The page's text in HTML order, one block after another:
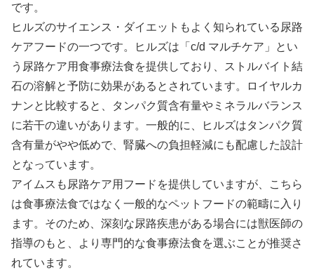
です。
ヒルズのサイエンス・ダイエットもよく知られている尿路
ケアフードの一つです。ヒルズは「c/d マルチケア」とい
う尿路ケア用食事療法食を提供しており、ストルバイト結
石の溶解と予防に効果があるとされています。ロイヤルカ
ナンと比較すると、タンパク質含有量やミネラルバランス
に若干の違いがあります。一般的に、ヒルズはタンパク質
含有量がやや低めで、腎臓への負担軽減にも配慮した設計
となっています。
アイムスも尿路ケア用フードを提供していますが、こちら
は食事療法食ではなく一般的なペットフードの範疇に入り
ます。そのため、深刻な尿路疾患がある場合には獣医師の
指導のもと、より専門的な食事療法食を選ぶことが推奨さ
れています。